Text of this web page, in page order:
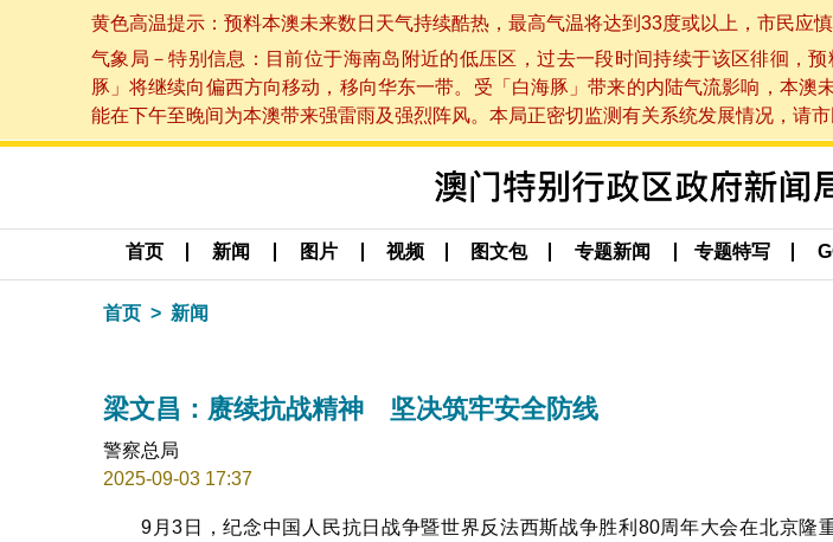
黄色高温提示：预料本澳未来数日天气持续酷热，最高气温将达到33度或以上，市民应
气象局－特别信息：目前位于海南岛附近的低压区，过去一段时间持续于该区徘徊，
豚」将继续向偏西方向移动，移向华东一带。受「白海豚」带来的内陆气流影响，本
能在下午至晚间为本澳带来强雷雨及强烈阵风。本局正密切监测有关系统发展情况，请
首页 新闻 图片 视频 图文包 专题新闻 专题特写
首页 新闻
梁文昌：赓续抗战精神 坚决筑牢安全防线
警察总局
2025-09-03 17:37
9月3日，纪念中国人民抗日战争暨世界反法西斯战争胜利80周年大会在北京隆